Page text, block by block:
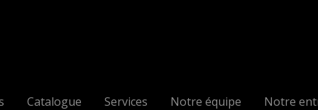
Catalogue Services Notre équipe Notre